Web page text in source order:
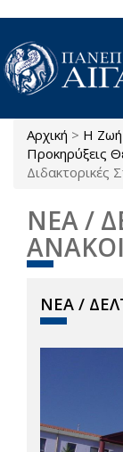
Παράκαμψη προς
Είστε
Αρχική > Η Ζωή
Προκηρύξεις
Διδακτορικές
ΝΕΑ /
ΝΕΑ /